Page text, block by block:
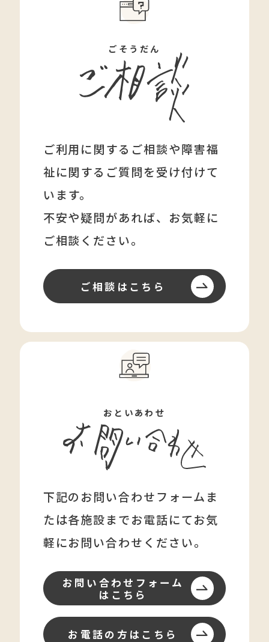
ごそうだん
ご利用に関するご相談や障害福
祉に関する ご質問を受け付けて
います。
不安や疑問があれば、 お気軽に
ご相談ください。
ご相談はこちら
おといあわせ
下記のお問い合わせフォームま
たは各施設までお電話にてお気
軽にお問い合わせください。
お問い合わせフォーム
はこちら
お電話の方はこちら